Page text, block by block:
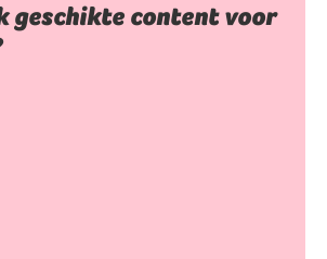
geschikte content voor